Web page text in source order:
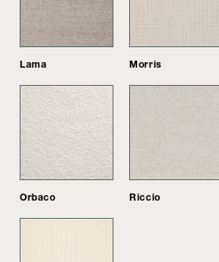
Lama Morris
Orbaco Riccio